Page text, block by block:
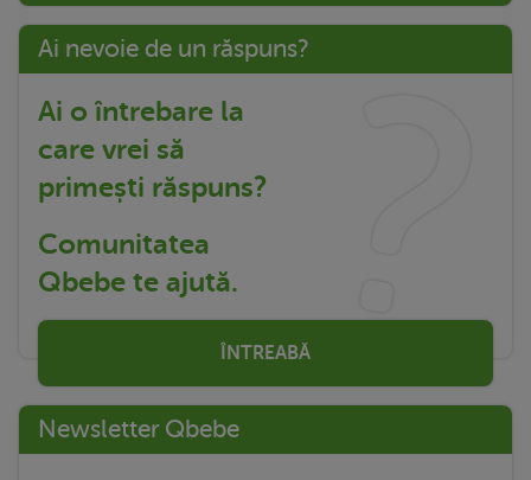
Ai nevoie de un răspuns?
Ai o întrebare la
care vrei să
primești răspuns?
Comunitatea
Qbebe te ajută.
ÎNTREABĂ
Newsletter Qbebe